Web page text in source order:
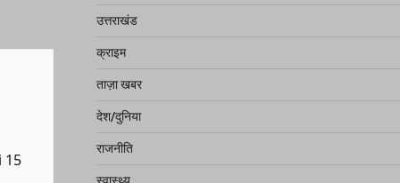
15
उत्तराखंड
क्राइम
ताज़ा खबर
देश/दुनिया
राजनीति